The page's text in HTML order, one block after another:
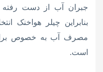
جبران آب از دست رفته
بنابراین چیلر هواخنک
مصرف آب به خصوص
است.